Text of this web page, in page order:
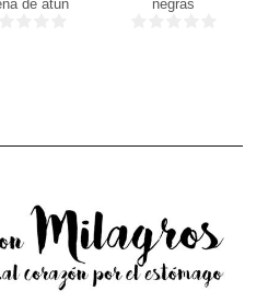
Minde atun
negras